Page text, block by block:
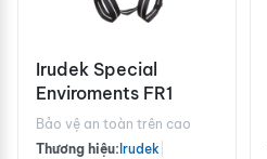
Irudek Special
Enviroments FR1
Bảo vệ an toàn trên cao
Thương hiệu: Irudek